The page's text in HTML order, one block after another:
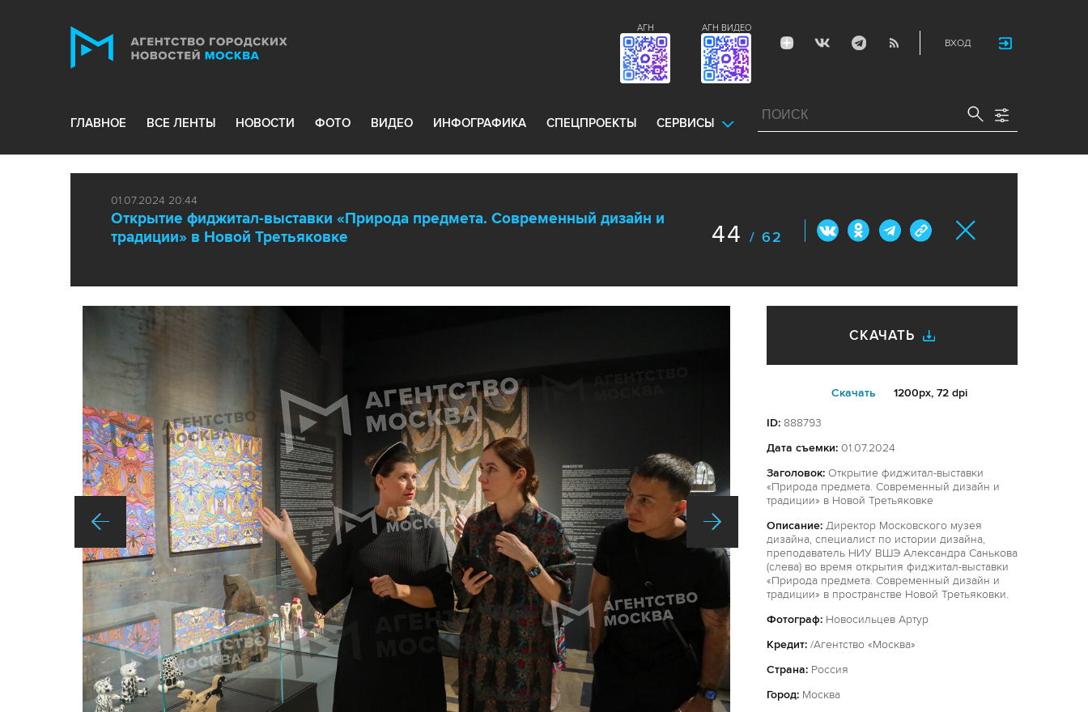
ВХОД
АГН ВИДЕО
АГН
ГЛАВНОЕ ВСЕ ЛЕНТЫ НОВОСТИ ФОТО ВИДЕО ИНФОГРАФИКА СПЕЦПРОЕКТЫ СЕРВИСЫ
01.07.2024 20:44
Открытие фиджитал-выставки «Природа предмета. Современный дизайн и
традиции» в Новой Третьяковке
44 / 62
СКАЧАТЬ
Cкачать 1200px, 72 dpi
ID: 888793
Дата съемки: 01.07.2024
Заголовок: Открытие фиджитал-выставки
«Природа предмета. Современный дизайн и
традиции» в Новой Третьяковке
Описание: Директор Московского музея
дизайна, специалист по истории дизайна,
преподаватель НИУ ВШЭ Александра Санькова
(слева) во время открытия фиджитал-выставки
«Природа предмета. Современный дизайн и
традиции» в пространстве Новой Третьяковки.
Фотограф: Новосильцев Артур
Кредит: /Агентство «Москва»
Страна: Россия
Город: Москва